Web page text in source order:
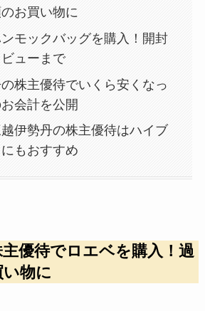
お買い物に
モックバッグを購入！開封
ューまで
株主優待でいくら安くなっ
会計を公開
伊勢丹の株主優待はハイブ
もおすすめ
優待でロエベを購入！過
物に